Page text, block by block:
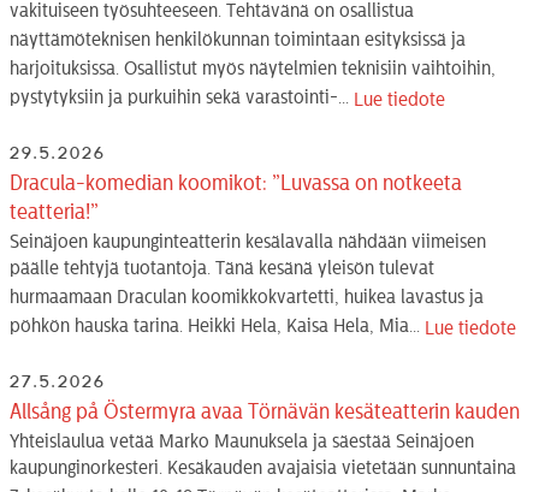
vakituiseen työsuhteeseen. Tehtävänä on osallistua
näyttämöteknisen henkilökunnan toimintaan esityksissä ja
harjoituksissa. Osallistut myös näytelmien teknisiin vaihtoihin,
pystytyksiin ja purkuihin sekä varastointi-...
Lue tiedote
29.5.2026
Dracula-komedian koomikot: ”Luvassa on notkeeta
teatteria!”
Seinäjoen kaupunginteatterin kesälavalla nähdään viimeisen
päälle tehtyjä tuotantoja. Tänä kesänä yleisön tulevat
hurmaamaan Draculan koomikkokvartetti, huikea lavastus ja
pöhkön hauska tarina. Heikki Hela, Kaisa Hela, Mia...
Lue tiedote
27.5.2026
Allsång på Östermyra avaa Törnävän kesäteatterin kauden
Yhteislaulua vetää Marko Maunuksela ja säestää Seinäjoen
kaupunginorkesteri. Kesäkauden avajaisia vietetään sunnuntaina